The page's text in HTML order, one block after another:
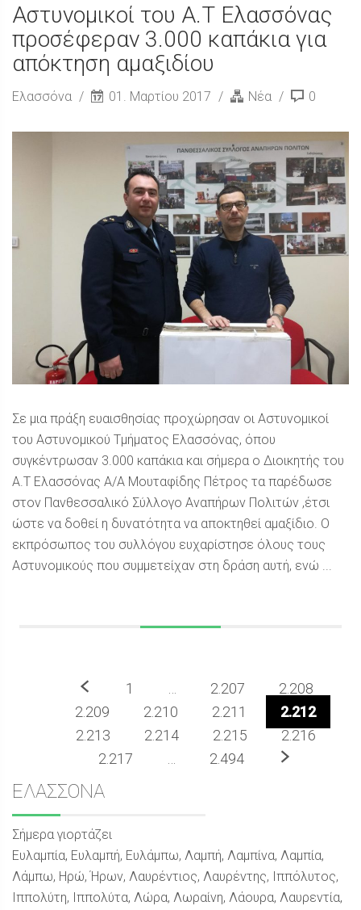
Αστυνομικοί του Α.Τ Ελασσόνας
προσέφεραν 3.000 καπάκια για
απόκτηση αμαξιδίου
Ελασσόνα 01. Μαρτίου 2017 Νέα 0
Σε μια πράξη ευαισθησίας προχώρησαν οι Αστυνομικοί
του Αστυνομικού Τμήματος Ελασσόνας, όπου
συγκέντρωσαν 3.000 καπάκια και σήμερα ο Διοικητής του
Α.Τ Ελασσόνας Α/Α Μουταφίδης Πέτρος τα παρέδωσε
στον Πανθεσσαλικό Σύλλογο Αναπήρων Πολιτών ,έτσι
ώστε να δοθεί η δυνατότητα να αποκτηθεί αμαξίδιο. Ο
εκπρόσωπος του συλλόγου ευχαρίστησε όλους τους
Αστυνομικούς που συμμετείχαν στη δράση αυτή, ενώ ...
Προηγούμενο
1 2.207
2.208
2.209
2.210 2.211
2.212
2.213
2.214 2.215
2.216
2.217
2.494 Επόμενο
Sidebar
ΕΛΑΣΣΟΝΑ
Σήμερα γιορτάζει
Ευλαμπία, Ευλαμπή, Ευλάμπω, Λαμπή, Λαμπίνα, Λαμπία,
Λάμπω, Ηρώ, Ήρων, Λαυρέντιος, Λαυρέντης, Ιππόλυτος,
Ιππολύτη, Ιππολύτα, Λώρα, Λωραίνη, Λάουρα, Λαυρεντία,